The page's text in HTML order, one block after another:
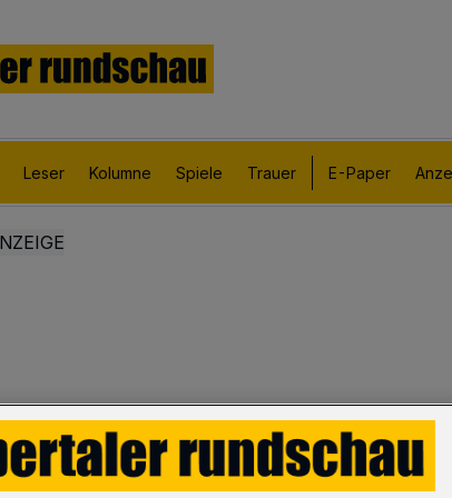
Leser Kolumne Spiele Trauer E-Paper